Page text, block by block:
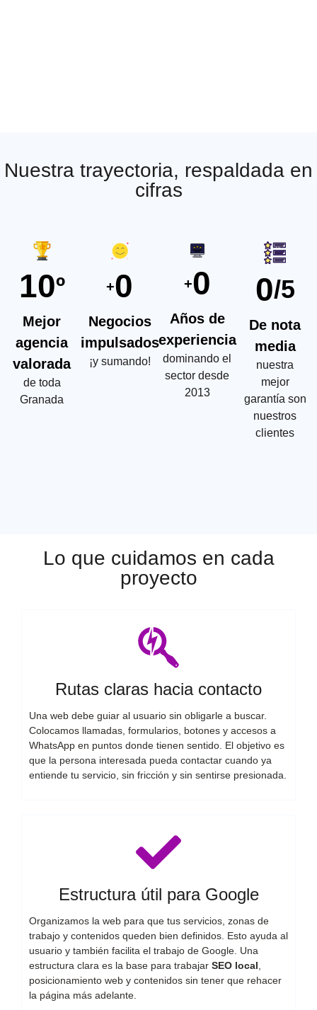
Nuestra trayectoria, respaldada en
cifras
10º
Mejor
agencia
valorada
de toda
Granada
+0
Negocios
impulsados
¡y sumando!
+0
Años de
experiencia
dominando el
sector desde
2013
0/5
De nota
media
nuestra
mejor
garantía son
nuestros
clientes
Lo que cuidamos en cada
proyecto
Rutas claras hacia contacto
Una web debe guiar al usuario sin obligarle a buscar.
Colocamos llamadas, formularios, botones y accesos a
WhatsApp en puntos donde tienen sentido. El objetivo es
que la persona interesada pueda contactar cuando ya
entiende tu servicio, sin fricción y sin sentirse presionada.
Estructura útil para Google
Organizamos la web para que tus servicios, zonas de
trabajo y contenidos queden bien definidos. Esto ayuda al
usuario y también facilita el trabajo de Google. Una
estructura clara es la base para trabajar SEO local,
posicionamiento web y contenidos sin tener que rehacer
la página más adelante.